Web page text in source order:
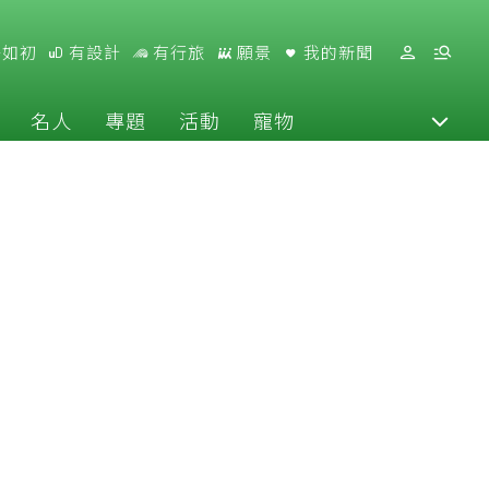
初 有設計 有行旅 願景 我的新聞
名人 專題 活動 寵物